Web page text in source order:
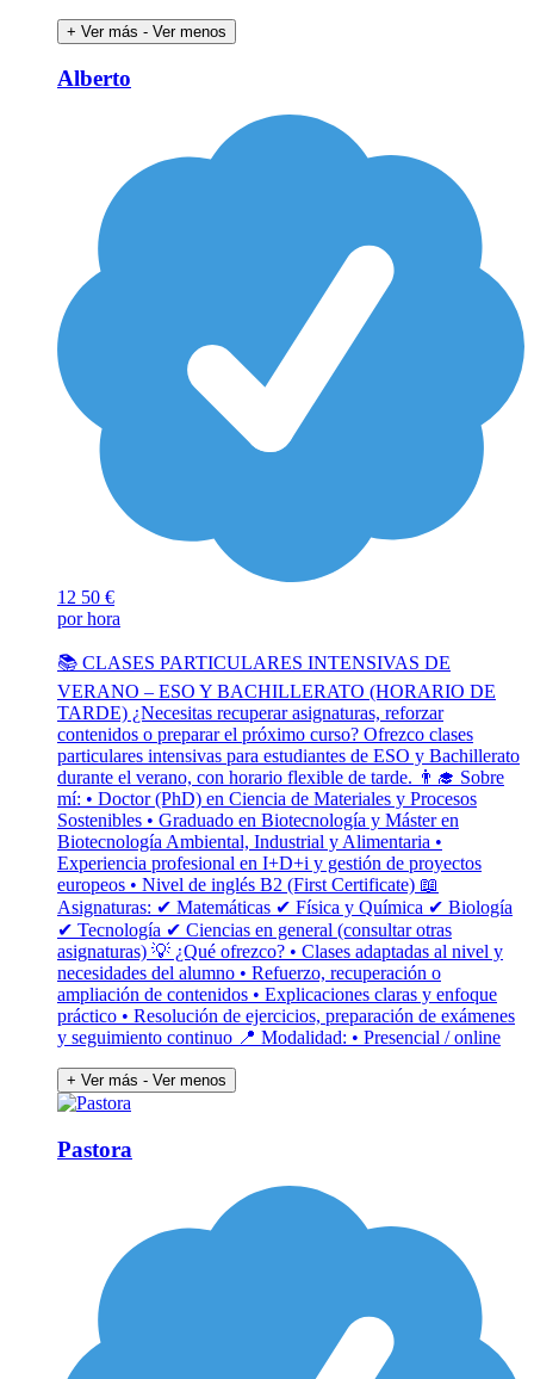
+ Ver más - Ver menos
Alberto
12 50 €
por hora
📚 CLASES PARTICULARES INTENSIVAS DE
VERANO – ESO Y BACHILLERATO (HORARIO DE
TARDE) ¿Necesitas recuperar asignaturas, reforzar
contenidos o preparar el próximo curso? Ofrezco clases
particulares intensivas para estudiantes de ESO y Bachillerato
durante el verano, con horario flexible de tarde. 👨‍🎓 Sobre
mí: • Doctor (PhD) en Ciencia de Materiales y Procesos
Sostenibles • Graduado en Biotecnología y Máster en
Biotecnología Ambiental, Industrial y Alimentaria •
Experiencia profesional en I+D+i y gestión de proyectos
europeos • Nivel de inglés B2 (First Certificate) 📖
Asignaturas: ✔ Matemáticas ✔ Física y Química ✔ Biología
✔ Tecnología ✔ Ciencias en general (consultar otras
asignaturas) 💡 ¿Qué ofrezco? • Clases adaptadas al nivel y
necesidades del alumno • Refuerzo, recuperación o
ampliación de contenidos • Explicaciones claras y enfoque
práctico • Resolución de ejercicios, preparación de exámenes
y seguimiento continuo 📍 Modalidad: • Presencial / online
+ Ver más - Ver menos
Pastora